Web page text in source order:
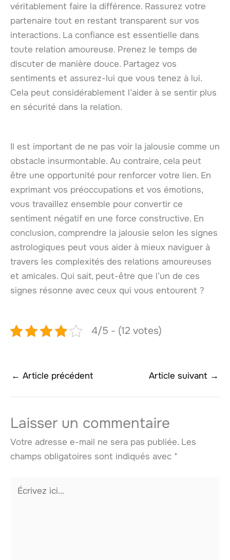
véritablement faire la différence. Rassurez votre
partenaire tout en restant transparent sur vos
interactions. La confiance est essentielle dans
toute relation amoureuse. Prenez le temps de
discuter de manière douce. Partagez vos
sentiments et assurez-lui que vous tenez à lui.
Cela peut considérablement l’aider à se sentir plus
en sécurité dans la relation.
Il est important de ne pas voir la jalousie comme un
obstacle insurmontable. Au contraire, cela peut
être une opportunité pour renforcer votre lien. En
exprimant vos préoccupations et vos émotions,
vous travaillez ensemble pour convertir ce
sentiment négatif en une force constructive. En
conclusion, comprendre la jalousie selon les signes
astrologiques peut vous aider à mieux naviguer à
travers les complexités des relations amoureuses
et amicales. Qui sait, peut-être que l’un de ces
signes résonne avec ceux qui vous entourent ?
4/5 - (12 votes)
← Article précédent Article suivant →
Laisser un commentaire
Votre adresse e-mail ne sera pas publiée. Les
champs obligatoires sont indiqués avec *
Écrivez